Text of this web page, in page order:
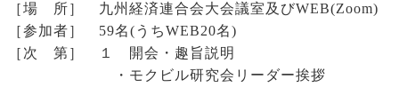
［場 所］ 九州経済連合会大会議室及びWEB(Zoom)
［参加者］ 59名(うちWEB20名)
［次 第］ １ 開会・趣旨説明
・モクビル研究会リーダー挨拶